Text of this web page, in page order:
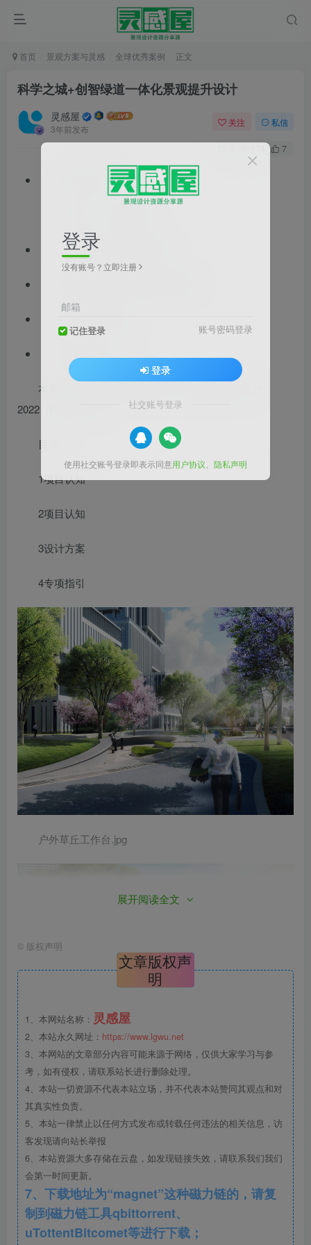
首页 景观方案与灵感 全球优秀案例 正文
科学之城+创智绿道一体化景观提升设计
灵感屋
3年前发布
关注 私信
7
文件格式：pdf
文档类型：景观方案文本
本资料是科学之城+创智绿道一体化景观提升设计
2022（PDF+111页）
目录：
1项目认知
2项目认知
3设计方案
4专项指引
户外草丘工作台.jpg
雨水花园.jpg
展开阅读全文
© 版权声明
文章版权声
明
1、本网站名称： 灵感屋
2、本站永久网址： https://www.lgwu.net
3、本网站的文章部分内容可能来源于网络，仅供大家学习与参
考，如有侵权，请联系站长进行删除处理。
4、本站一切资源不代表本站立场，并不代表本站赞同其观点和对
其真实性负责。
5、本站一律禁止以任何方式发布或转载任何违法的相关信息，访
客发现请向站长举报
6、本站资源大多存储在云盘，如发现链接失效，请联系我们我们
会第一时间更新。
7、下载地址为“magnet”这种磁力链的，请复
制到磁力链工具qbittorrent、
uTottentBitcomet等进行下载；
登录
没有账号？立即注册
邮箱
记住登录 账号密码登录
登录
社交账号登录
使用社交账号登录即表示同意用户协议 隐私声明